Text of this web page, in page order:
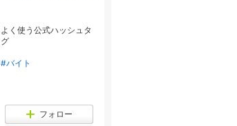
よく使う公式ハッシュタ
グ
#バイト
フォロー